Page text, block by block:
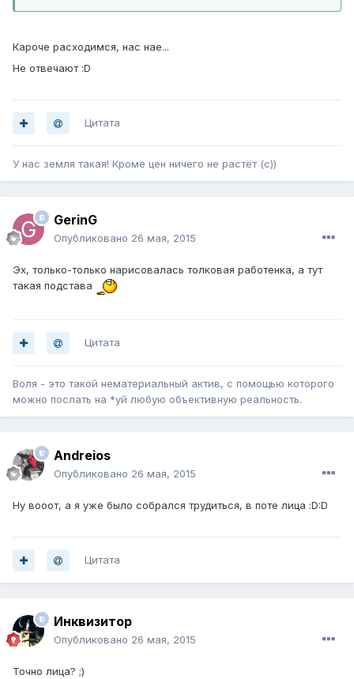
Кароче расходимся, нас нае...
Не отвечают :D
Цитата
У нас земля такая! Кроме цен ничего не растёт (с))
GerinG
Опубликовано 26 мая, 2015
Эх, только-только нарисовалась толковая работенка, а тут
такая подстава
Цитата
Воля - это такой нематериальный актив, с помощью которого
можно послать на *уй любую объективную реальность.
Andreios
Опубликовано 26 мая, 2015
Ну вооот, а я уже было собрался трудиться, в поте лица :D:D
Цитата
Инквизитор
Опубликовано 26 мая, 2015
Точно лица? ;)